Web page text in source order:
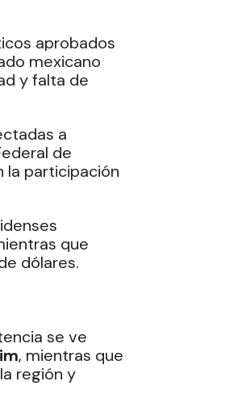
aprobados
mexicano
y falta de
a
de
la participación
que
dólares.
se ve
, mientras que
región y